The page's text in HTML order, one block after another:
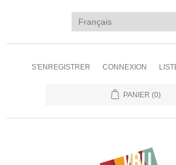
S'ENREGISTRER CONNEXION
PANIER (0)